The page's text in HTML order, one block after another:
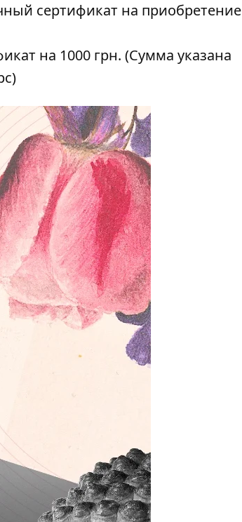
сертификат на приобретение
на 1000 грн. (Сумма указана